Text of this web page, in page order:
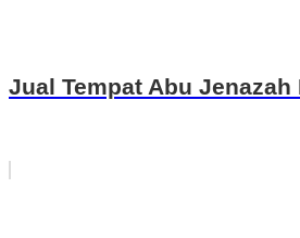
Jual Tempat Abu Jenazah